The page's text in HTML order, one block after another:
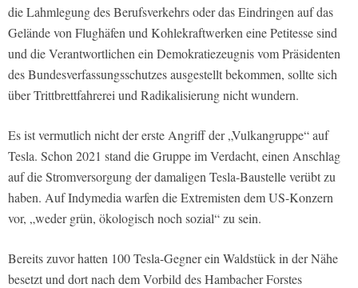
die Lahmlegung des Berufsverkehrs oder das Eindringen auf das
Gelände von Flughäfen und Kohlekraftwerken eine Petitesse sind
und die Verantwortlichen ein Demokratiezeugnis vom Präsidenten
des Bundesverfassungsschutzes ausgestellt bekommen, sollte sich
über Trittbrettfahrerei und Radikalisierung nicht wundern.
Es ist vermutlich nicht der erste Angriff der „Vulkangruppe“ auf
Tesla. Schon 2021 stand die Gruppe im Verdacht, einen Anschlag
auf die Stromversorgung der damaligen Tesla-Baustelle verübt zu
haben. Auf Indymedia warfen die Extremisten dem US-Konzern
vor, „weder grün, ökologisch noch sozial“ zu sein.
Bereits zuvor hatten 100 Tesla-Gegner ein Waldstück in der Nähe
besetzt und dort nach dem Vorbild des Hambacher Forstes